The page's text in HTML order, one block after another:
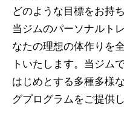
どのような目標をお持
当ジムのパーソナルト
なたの理想の体作りを
トいたします。当ジム
はじめとする多種多様
グプログラムをご提供